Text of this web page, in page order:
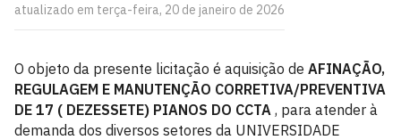
atualizado em terça-feira, 20 de janeiro de 2026
O objeto da presente licitação é aquisição de AFINAÇÃO,
REGULAGEM E MANUTENÇÃO CORRETIVA/PREVENTIVA
DE 17 ( DEZESSETE) PIANOS DO CCTA , para atender à
demanda dos diversos setores da UNIVERSIDADE